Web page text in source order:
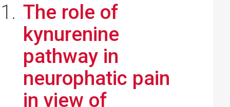
The role of
kynurenine
pathway in
neurophatic pain
in view of